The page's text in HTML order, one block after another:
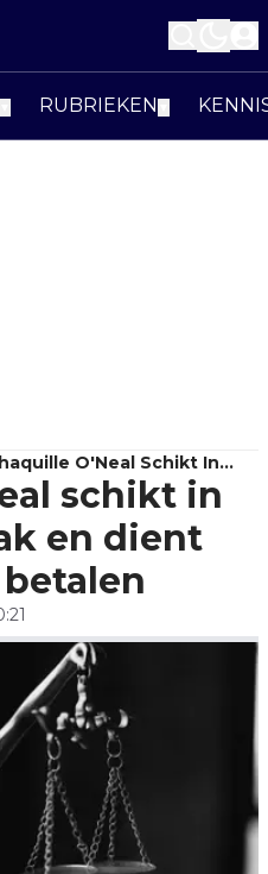
RUBRIEKEN
O'Neal Schikt In
Rechtszaak En Dient $11
Te Betalen
schikt in
en dient